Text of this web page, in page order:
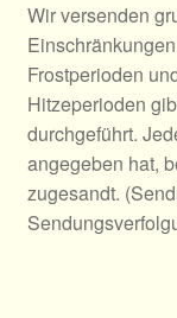
Wir versenden
Frostperioden
Hitzeperioden
durchgeführt.
angegeben hat,
zugesandt.